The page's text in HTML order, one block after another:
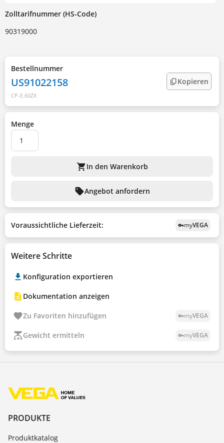
Zolltarifnummer (HS-Code)
90319000
Bestellnummer
US91022158
CP-E.60ZX
Kopieren
Menge
shopping_cartIn den Warenkorb
sellAngebot anfordern
Voraussichtliche Lieferzeit: vpn_keymyVEGA
Weitere Schritte
Konfiguration exportieren
Dokumentation anzeigen
Zu Favoriten hinzufügen vpn_keymyVEGA
Gewicht ermitteln vpn_keymyVEGA
PRODUKTE
Produktkatalog